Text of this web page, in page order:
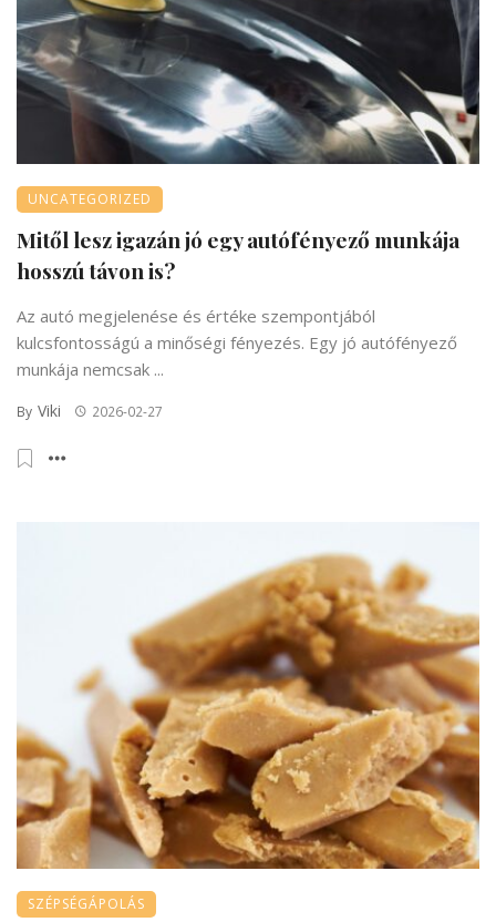
UNCATEGORIZED
Mitől lesz igazán jó egy autófényező munkája
hosszú távon is?
Az autó megjelenése és értéke szempontjából
kulcsfontosságú a minőségi fényezés. Egy jó autófényező
munkája nemcsak ...
By Viki 2026-02-27
SZÉPSÉGÁPOLÁS